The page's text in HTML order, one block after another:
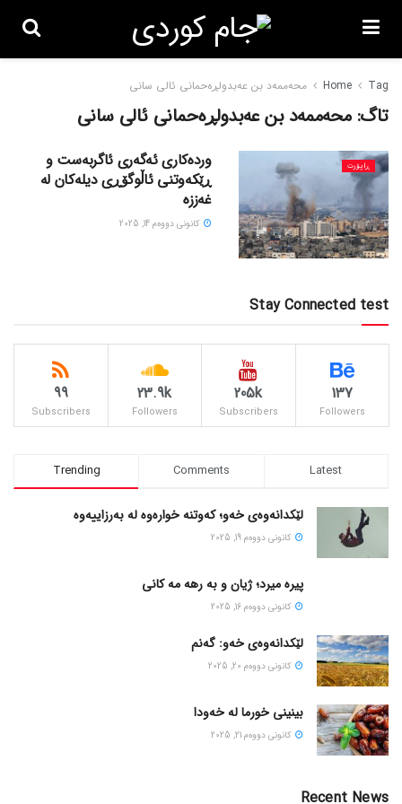
Home Tag محەممەد بن عەبدولڕەحمانی ئالی سانی
تاگ: محەممەد بن عەبدولڕەحمانی ئالی سانی
ڕاپۆرت
وردەکاری ئەگەری ئاگربەست و
ڕێکەوتنی ئاڵوگۆڕی دیلەکان لە
غەززە
كانونی دووه‌م 14, 2025
Stay Connected test
137
Followers
205k
Subscribers
23.9k
Followers
99
Subscribers
Trending Comments Latest
لێکدانەوەی خەو؛ کەوتنە خوارەوە لە بەرزاییەوە
كانونی دووه‌م 19, 2025
پیره میرد؛ ژیان و به رهه مه کانی
كانونی دووه‌م 16, 2025
لێکدانەوەی خەو: گەنم
كانونی دووه‌م 20, 2025
بینینی خورما لە خەودا
كانونی دووه‌م 21, 2025
Recent News